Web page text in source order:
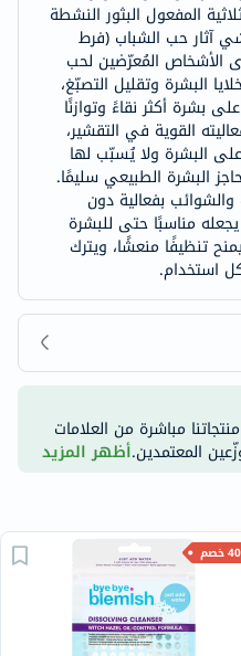
المفعول البثور النشطة
آثار حب الشباب (فرط
الأشخاص المُعرّضين لحب
البشرة وتقليل التصبّغ،
بشرة أكثر نقاءً وتوازنًا
القوية في التقشير،
البشرة ولا يُسبّب لها
البشرة الطبيعي سليمًا.
والشوائب بفعالية دون
مناسبًا حتى للبشرة
تنظيفًا منعشًا، ويترك
استخدام.
مباشرة من العلامات
المعتمدين.أظهر المزيد
خصم